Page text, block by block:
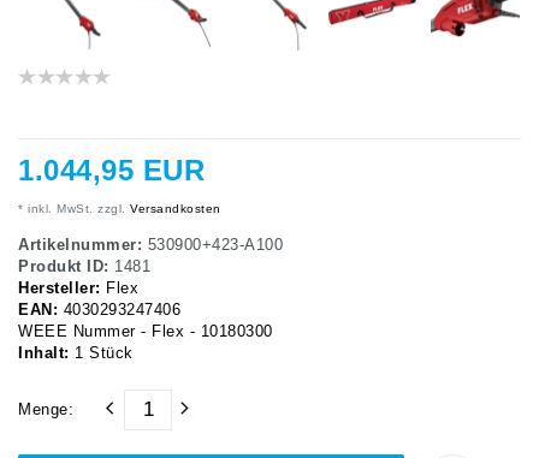
1.044,95 EUR
* inkl. MwSt. zzgl. Versandkosten
Artikelnummer: 530900+423-A100
Produkt ID: 1481
Hersteller: Flex
EAN: 4030293247406
WEEE Nummer - Flex - 10180300
Inhalt: 1 Stück
Menge: